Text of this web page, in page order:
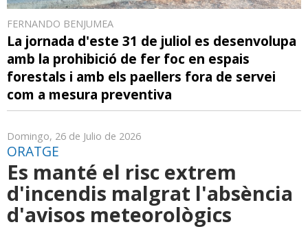
FERNANDO BENJUMEA
La jornada d'este 31 de juliol es desenvolupa
amb la prohibició de fer foc en espais
forestals i amb els paellers fora de servei
com a mesura preventiva
Domingo, 26 de Julio de 2026
ORATGE
Es manté el risc extrem
d'incendis malgrat l'absència
d'avisos meteorològics